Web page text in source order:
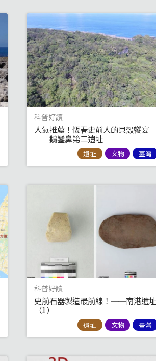
科普好讀
人氣推薦！恆春史前人的貝殼饗宴
──鵝鑾鼻第二遺址
遺址 文物 臺灣
科普好讀
史前石器製造最前線！──南港遺址
（1）
遺址 文物 臺灣